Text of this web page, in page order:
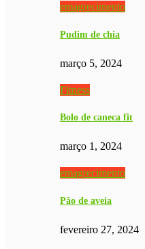
emagrecimento
Pudim de chia
março 5, 2024
Fitness
Bolo de caneca fit
março 1, 2024
emagrecimento
Pão de aveia
fevereiro 27, 2024